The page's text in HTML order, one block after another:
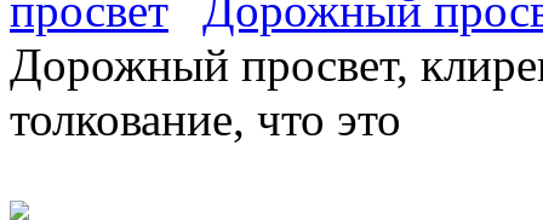
Дорожный
Дорожный просвет,
толкование, что это